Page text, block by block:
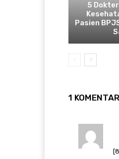
5
Pasien
1 KOMENTAR